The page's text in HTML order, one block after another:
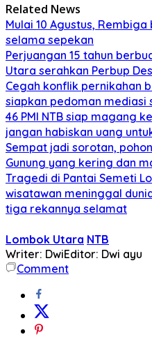
Related News
Mulai 10 Agustus,
selama sepekan
Perjuangan 15 tahun
Utara serahkan Perbup
Cegah konflik pernikahan
siapkan pedoman mediasi
46 PMI NTB siap magang
jangan habiskan uang
Sempat jadi sorotan,
Gunung yang kering dan
Tragedi di Pantai Semeti
wisatawan meninggal
tiga rekannya selamat
Lombok Utara NTB
Writer: DwiEditor: Dwi ayu
Comment